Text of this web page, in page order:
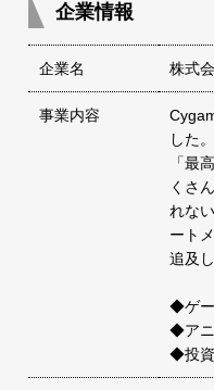
企業情報
企業名 株式
事業内容
した。
「最
くさ
れな
ート
追及
◆ゲー
◆アニ
◆投